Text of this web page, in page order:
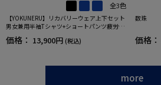
全3色
【YOKUNERU】リカバリーウェア上下セット
男女兼用半袖Tシャツ+ショートパンツ疲労回
復血行促進遠赤外線快眠NANOMIX(R)【一般医
療機器】SS～LLサイズ
価格： 13,900円 (税込)
数珠
価格：
more